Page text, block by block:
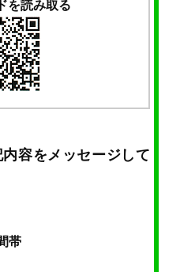
を読み取る
容をメッセージして
帯